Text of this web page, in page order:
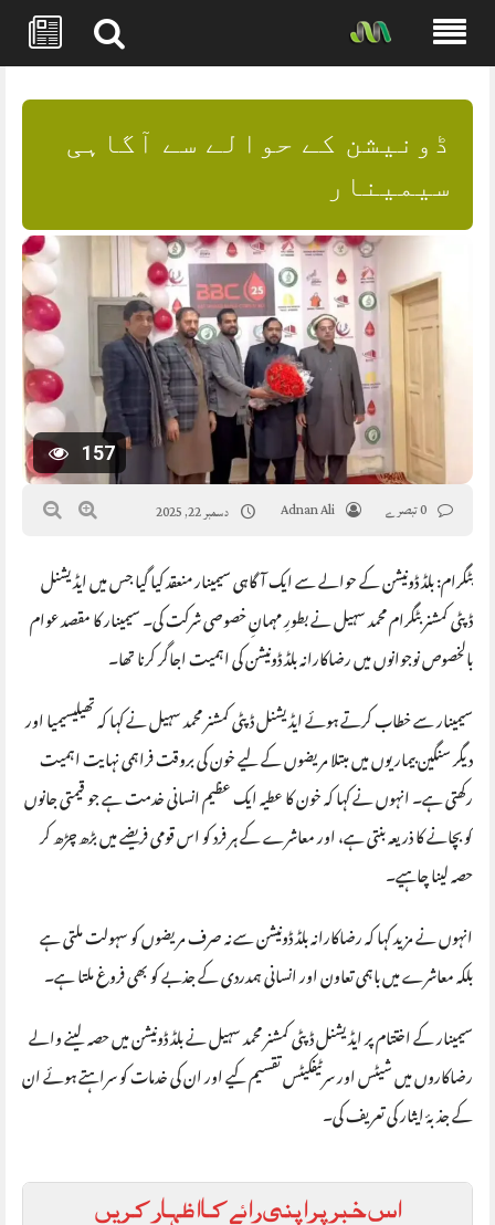
content
ڈونیشن کے حوالے سے آگاہی
سیمینار
157
Adnan Ali دسمبر 22, 2025
بٹگرام: بلڈ ڈونیشن کے حوالے سے ایک آگاہی سیمینار منعقد کیا گیا جس میں ایڈیشنل
ڈپٹی کمشنر بٹگرام محمد سہیل نے بطورِ مہمانِ خصوصی شرکت کی۔ سیمینار کا مقصد عوام
بالخصوص نوجوانوں میں رضاکارانہ بلڈ ڈونیشن کی اہمیت اجاگر کرنا تھا۔
سیمینار سے خطاب کرتے ہوئے ایڈیشنل ڈپٹی کمشنر محمد سہیل نے کہا کہ تھیلیسیمیا اور
دیگر سنگین بیماریوں میں مبتلا مریضوں کے لیے خون کی بروقت فراہمی نہایت اہمیت
رکھتی ہے۔ انہوں نے کہا کہ خون کا عطیہ ایک عظیم انسانی خدمت ہے جو قیمتی جانوں
کو بچانے کا ذریعہ بنتی ہے، اور معاشرے کے ہر فرد کو اس قومی فریضے میں بڑھ چڑھ کر
حصہ لینا چاہیے۔
انہوں نے مزید کہا کہ رضاکارانہ بلڈ ڈونیشن سے نہ صرف مریضوں کو سہولت ملتی ہے
بلکہ معاشرے میں باہمی تعاون اور انسانی ہمدردی کے جذبے کو بھی فروغ ملتا ہے۔
سیمینار کے اختتام پر ایڈیشنل ڈپٹی کمشنر محمد سہیل نے بلڈ ڈونیشن میں حصہ لینے والے
رضاکاروں میں شیٹس اور سرٹیفکیٹس تقسیم کیے اور ان کی خدمات کو سراہتے ہوئے ان
کے جذبۂ ایثار کی تعریف کی۔
اس خبر پر اپنی رائے کا اظہار کریں